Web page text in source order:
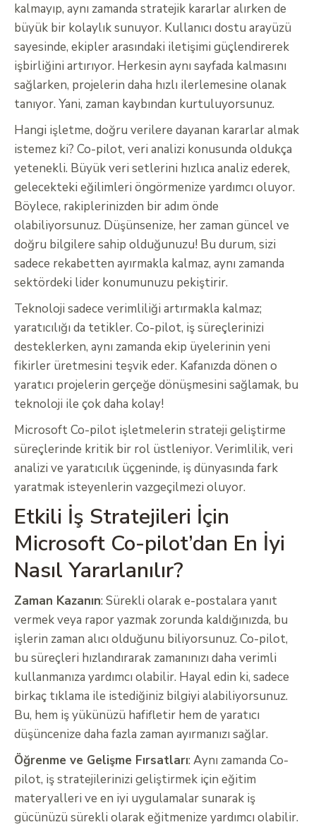
kalmayıp, aynı zamanda stratejik kararlar alırken de
büyük bir kolaylık sunuyor. Kullanıcı dostu arayüzü
sayesinde, ekipler arasındaki iletişimi güçlendirerek
işbirliğini artırıyor. Herkesin aynı sayfada kalmasını
sağlarken, projelerin daha hızlı ilerlemesine olanak
tanıyor. Yani, zaman kaybından kurtuluyorsunuz.
Hangi işletme, doğru verilere dayanan kararlar almak
istemez ki? Co-pilot, veri analizi konusunda oldukça
yetenekli. Büyük veri setlerini hızlıca analiz ederek,
gelecekteki eğilimleri öngörmenize yardımcı oluyor.
Böylece, rakiplerinizden bir adım önde
olabiliyorsunuz. Düşünsenize, her zaman güncel ve
doğru bilgilere sahip olduğunuzu! Bu durum, sizi
sadece rekabetten ayırmakla kalmaz, aynı zamanda
sektördeki lider konumunuzu pekiştirir.
Teknoloji sadece verimliliği artırmakla kalmaz;
yaratıcılığı da tetikler. Co-pilot, iş süreçlerinizi
desteklerken, aynı zamanda ekip üyelerinin yeni
fikirler üretmesini teşvik eder. Kafanızda dönen o
yaratıcı projelerin gerçeğe dönüşmesini sağlamak, bu
teknoloji ile çok daha kolay!
Microsoft Co-pilot işletmelerin strateji geliştirme
süreçlerinde kritik bir rol üstleniyor. Verimlilik, veri
analizi ve yaratıcılık üçgeninde, iş dünyasında fark
yaratmak isteyenlerin vazgeçilmezi oluyor.
Etkili İş Stratejileri İçin
Microsoft Co-pilot’dan En İyi
Nasıl Yararlanılır?
Zaman Kazanın: Sürekli olarak e-postalara yanıt
vermek veya rapor yazmak zorunda kaldığınızda, bu
işlerin zaman alıcı olduğunu biliyorsunuz. Co-pilot,
bu süreçleri hızlandırarak zamanınızı daha verimli
kullanmanıza yardımcı olabilir. Hayal edin ki, sadece
birkaç tıklama ile istediğiniz bilgiyi alabiliyorsunuz.
Bu, hem iş yükünüzü hafifletir hem de yaratıcı
düşüncenize daha fazla zaman ayırmanızı sağlar.
Öğrenme ve Gelişme Fırsatları: Aynı zamanda Co-
pilot, iş stratejilerinizi geliştirmek için eğitim
materyalleri ve en iyi uygulamalar sunarak iş
gücünüzü sürekli olarak eğitmenize yardımcı olabilir.